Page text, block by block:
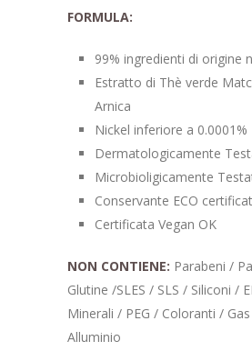
FORMULA:
99% ingredienti di origine
Estratto di Thè verde
Arnica
Nickel inferiore a 0.0001%
Dermatologicamente
Microbioligicamente
Conservante ECO
Certificata Vegan OK
NON CONTIENE: Parabeni /
Glutine /SLES / SLS / Siliconi /
Minerali / PEG / Coloranti /
Alluminio